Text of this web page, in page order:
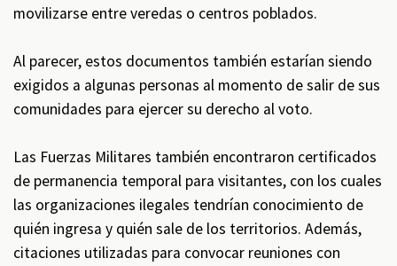
movilizarse entre veredas o centros poblados.
Al parecer, estos documentos también estarían siendo
exigidos a algunas personas al momento de salir de sus
comunidades para ejercer su derecho al voto.
Las Fuerzas Militares también encontraron certificados
de permanencia temporal para visitantes, con los cuales
las organizaciones ilegales tendrían conocimiento de
quién ingresa y quién sale de los territorios. Además,
citaciones utilizadas para convocar reuniones con